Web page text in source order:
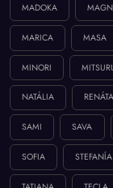
MADOKA
MARICA MASA
MINORI
NATÁLIA RENÁTA
SAMI SAVA
SOFIA STEFANÍA